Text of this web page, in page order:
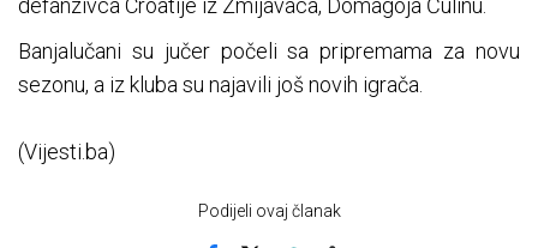
defanzivca Croatije iz Zmijavaca, Domagoja Čulinu.
Banjalučani su jučer počeli sa pripremama za novu
sezonu, a iz kluba su najavili još novih igrača.
(Vijesti.ba)
Podijeli ovaj članak